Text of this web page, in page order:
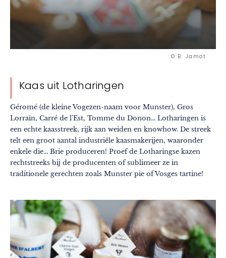
© B. Jamot
Kaas uit Lotharingen
Géromé (de kleine Vogezen-naam voor Munster), Gros
Lorrain, Carré de l'Est, Tomme du Donon... Lotharingen is
een echte kaasstreek, rijk aan weiden en knowhow. De streek
telt een groot aantal industriële kaasmakerijen, waaronder
enkele die... Brie produceren! Proef de Lotharingse kazen
rechtstreeks bij de producenten of sublimeer ze in
traditionele gerechten zoals Munster pie of Vosges tartine!